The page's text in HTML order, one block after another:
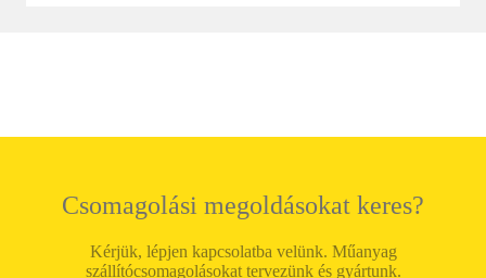
Csomagolási megoldásokat keres?
Kérjük, lépjen kapcsolatba velünk. Műanyag
szállítócsomagolásokat tervezünk és gyártunk.